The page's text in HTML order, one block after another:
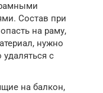
Состав при
на раму,
нужно
удаляться с
на балкон,